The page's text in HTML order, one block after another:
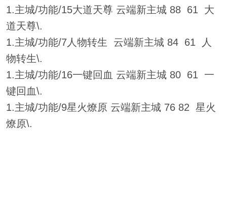
1.主城/功能/15大道天尊 云端新主城 88 61 大
道天尊\.
1.主城/功能/7人物转生 云端新主城 84 61 人
物转生\.
1.主城/功能/16一键回血 云端新主城 80 61 一
键回血\.
1.主城/功能/9星火燎原 云端新主城 76 82 星火
燎原\.